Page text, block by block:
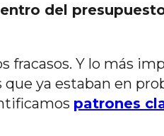
del
fracasos. Y lo más
ya estaban en
patrones